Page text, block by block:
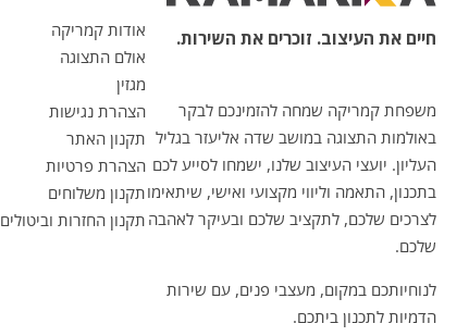
חיים את העיצוב. זוכרים את השירות.
משפחת קמריקה שמחה להזמינכם לבקר
באולמות התצוגה במושב שדה אליעזר בגליל
העליון. יועצי העיצוב שלנו, ישמחו לסייע לכם
בתכנון, התאמה וליווי מקצועי ואישי, שיתאימו
לצרכים שלכם, לתקציב שלכם ובעיקר לאהבה
שלכם.
לנוחיותכם במקום, מעצבי פנים, עם שירות
הדמיות לתכנון ביתכם.
אודות קמריקה
אולם התצוגה
מגזין
הצהרת נגישות
תקנון האתר
הצהרת פרטיות
תקנון משלוחים
תקנון החזרות וביטולים